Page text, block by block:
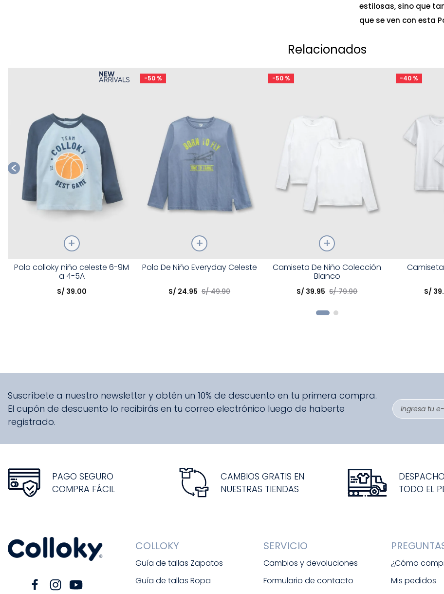
estilosas, sino que
que se ven con esta
Relacionados
Talla
Elige una opción
Polo colloky niño celeste 6-9M
a 4-5A
S/ 39.00
-50 %
Talla
Polo De Niño Everyday Celeste
S/ 24.95 S/ 49.90
-50 %
Talla
Elige una opción
Camiseta De Niño Colección
Blanco
S/ 39.95 S/ 79.90
-40 %
S/ 39.
Suscríbete a nuestro newsletter y obtén un 10% de descuento en tu primera compra.
El cupón de descuento lo recibirás en tu correo electrónico luego de haberte
registrado.
PAGO SEGURO
COMPRA FÁCIL
CAMBIOS GRATIS EN
NUESTRAS TIENDAS
TODO EL
COLLOKY
Guía de tallas Zapatos
Guía de tallas Ropa
SERVICIO
Cambios y devoluciones
Formulario de contacto
¿Cómo
Mis pedidos